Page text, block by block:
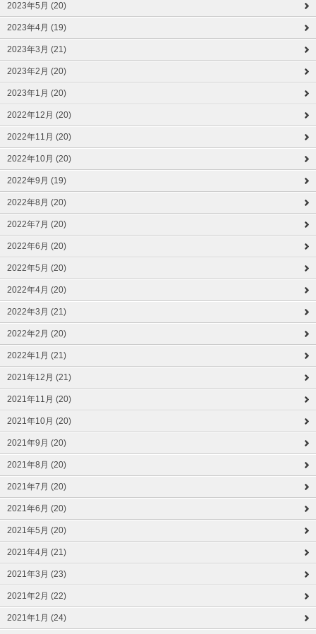
2023年5月 (20)
2023年4月 (19)
2023年3月 (21)
2023年2月 (20)
2023年1月 (20)
2022年12月 (20)
2022年11月 (20)
2022年10月 (20)
2022年9月 (19)
2022年8月 (20)
2022年7月 (20)
2022年6月 (20)
2022年5月 (20)
2022年4月 (20)
2022年3月 (21)
2022年2月 (20)
2022年1月 (21)
2021年12月 (21)
2021年11月 (20)
2021年10月 (20)
2021年9月 (20)
2021年8月 (20)
2021年7月 (20)
2021年6月 (20)
2021年5月 (20)
2021年4月 (21)
2021年3月 (23)
2021年2月 (22)
2021年1月 (24)